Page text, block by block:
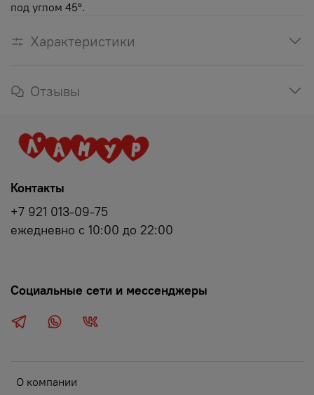
под углом 45°.
Характеристики
Отзывы
О компании
Контакты
+7 921 013-09-75
ежедневно с 10:00 до 22:00
Социальные сети и мессенджеры